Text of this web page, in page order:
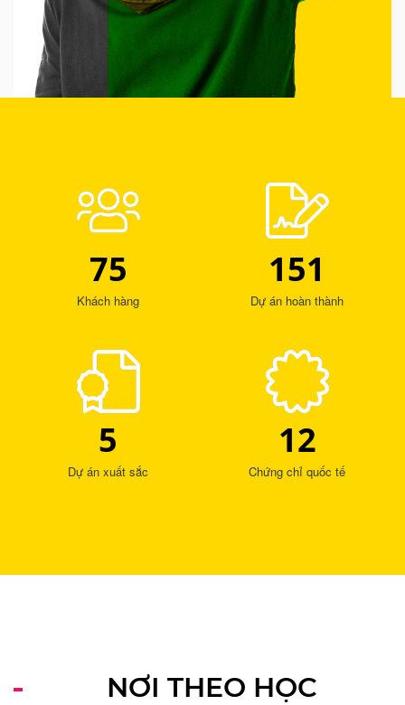
75
Khách hàng
151
Dự án hoàn thành
5
Dự án xuất sắc
12
Chứng chỉ quốc tế
NƠI THEO HỌC